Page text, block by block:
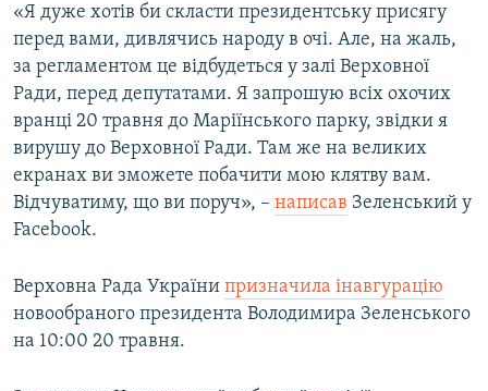
«Я дуже хотів би скласти президентську присягу
перед вами, дивлячись народу в очі. Але, на жаль,
за регламентом це відбудеться у залі Верховної
Ради, перед депутатами. Я запрошую всіх охочих
вранці 20 травня до Маріїнського парку, звідки я
вирушу до Верховної Ради. Там же на великих
екранах ви зможете побачити мою клятву вам.
Відчуватиму, що ви поруч», – написав Зеленський у
Facebook.
Верховна Рада України призначила інавгурацію
новообраного президента Володимира Зеленського
на 10:00 20 травня.